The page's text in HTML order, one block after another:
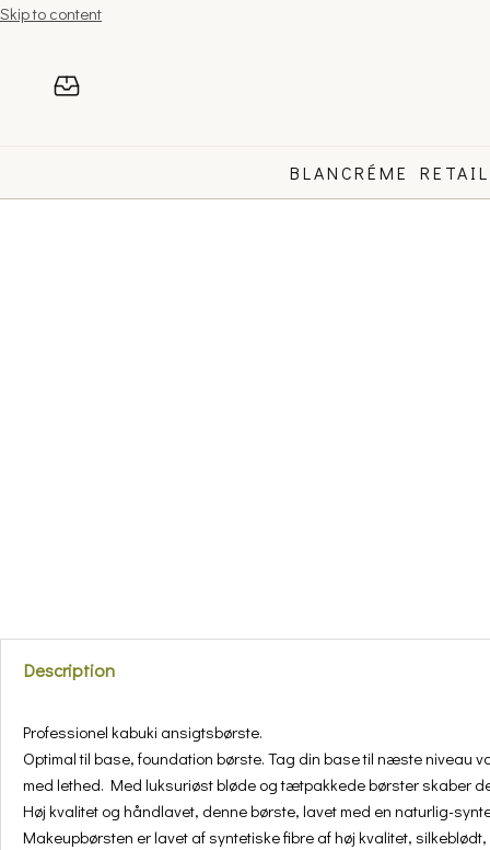
Skip to content
BLANCRÉME RETAIL
Description
Professionel kabuki ansigtsbørste.
Optimal til base, foundation børste. Tag din base til næste niveau
med lethed. Med luksuriøst bløde og tætpakkede børster skaber
Høj kvalitet og håndlavet, denne børste, lavet med en naturlig-
Makeupbørsten er lavet af syntetiske fibre af høj kvalitet,